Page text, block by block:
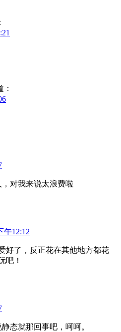
：
对我来说太浪费啦
午12:12
好了，反正花在其他地方都花
吧！
态就那回事吧，呵呵。